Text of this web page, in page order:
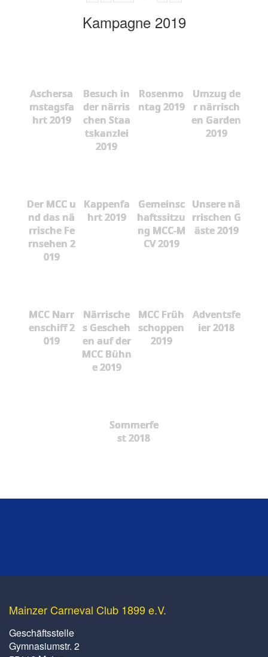
Kampagne 2019
Aschersa
mstagsfa
hrt 2019
Besuch in
der närris
chen Staa
tskanzlei
2019
Rosenmo
ntag 2019
Umzug de
r närrisch
en Garden
2019
Der MCC u
nd das nä
rrische Fe
rnsehen 2
019
Kappenfa
hrt 2019
Gemeinsc
haftssitzu
ng MCC-M
CV 2019
Unsere nä
rrischen G
äste 2019
MCC Narr
enschiff 2
019
Närrische
s Gescheh
en auf der
MCC Bühn
e 2019
MCC Früh
schoppen
2019
Adventsfe
ier 2018
Sommerfe
st 2018
Mainzer Carneval Club 1899 e.V.
Geschäftsstelle
Gymnasiumstr. 2